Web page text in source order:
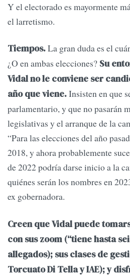
Y el electorado es mayormente
el larretismo.
Tiempos.La gran duda es el
¿O en ambas elecciones? Su
Vidal no le conviene ser
año que viene.Insisten en que
parlamentario, y que no pasarán
legislativas y el arranque de la
“Para las elecciones del año
2018, y ahora probablemente
de 2022 podría darse inicio a la
quiénes serán los nombres en
ex gobernadora.
Creen que Vidal puede
con sus zoom (“tiene hasta
allegados); sus clases de
Torcuato Di Tella y IAE); y